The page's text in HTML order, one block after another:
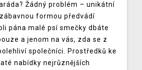
Žádný problém – unikátní
formou předvádí
pána malé psí smečky dbáte
a jenom na vás, zda se z
společníci. Prostředků ke
nabídky nejrůznějších